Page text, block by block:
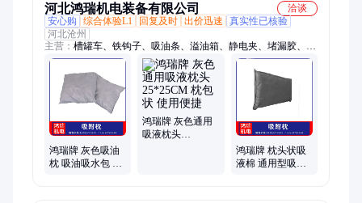
河北鸿瑞机电装备有限公司
洽谈
安心购
综合体验L1 回复及时 出价迅速
真实性已核验
河北沧州
主营： 槽罐车、铁钩子、吸油条、溢油箱、静电夹、堵漏胶、液
柜车、砖瓦锤、展示柜、套管尺、磁力夹、吸油毡、采样器、取
样器、堵漏带、铜钳子、铜板子、保温壶、加油站、带捆绑、铁
皮剪、接地夹、斜嘴钳、防爆锯、防爆锹
鸿瑞牌 灰色吸油
枕 吸油吸水包 多
鸿瑞牌 灰色通用
吸液枕头
鸿瑞牌 枕头状吸
液棉 通用型吸附